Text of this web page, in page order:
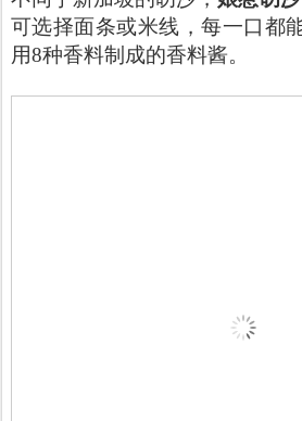
可选择面条或米线，每一口都
用8种香料制成的香料酱。